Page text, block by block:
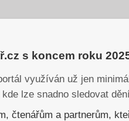
s koncem roku
využíván už jen
lze snadno sledovat
čtenářům a partnerům,